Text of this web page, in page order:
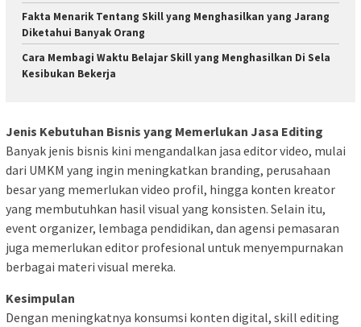
Fakta Menarik Tentang Skill yang Menghasilkan yang Jarang
Diketahui Banyak Orang
Cara Membagi Waktu Belajar Skill yang Menghasilkan Di Sela
Kesibukan Bekerja
Jenis Kebutuhan Bisnis yang Memerlukan Jasa Editing
Banyak jenis bisnis kini mengandalkan jasa editor video, mulai
dari UMKM yang ingin meningkatkan branding, perusahaan
besar yang memerlukan video profil, hingga konten kreator
yang membutuhkan hasil visual yang konsisten. Selain itu,
event organizer, lembaga pendidikan, dan agensi pemasaran
juga memerlukan editor profesional untuk menyempurnakan
berbagai materi visual mereka.
Kesimpulan
Dengan meningkatnya konsumsi konten digital, skill editing